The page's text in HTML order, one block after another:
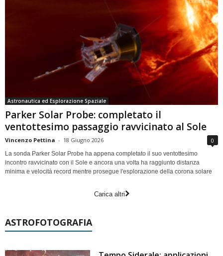
Astronautica ed Esplorazione Spaziale
Parker Solar Probe: completato il
ventottesimo passaggio ravvicinato al Sole
Vincenzo Pettina - 18 Giugno 2026 0
La sonda Parker Solar Probe ha appena completato il suo ventottesimo
incontro ravvicinato con il Sole e ancora una volta ha raggiunto distanza
minima e velocità record mentre prosegue l'esplorazione della corona solare
Carica altri
ASTROFOTOGRAFIA